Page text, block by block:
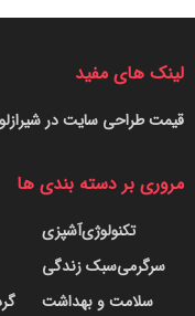
لینک های مفید
قیمت طراحی سایت در شیراز
مروری بر دسته بندی ها
آشپزیتکنولوژی
سبک زندگیسرگرمی
سلامت و بهداشت